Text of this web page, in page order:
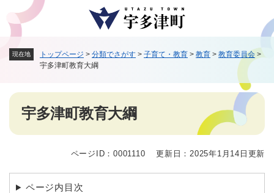
メニューを飛ばして本文へ
現在地 トップページ > 分類でさがす > 子育て・教育 > 教育 > 教育委員会 >
宇多津町教育大綱
本
宇多津町教育大綱
ページID：0001110 更新日：2025年1月14日更新
ページ内目次